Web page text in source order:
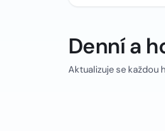
Denní a
Aktualizuje se každou